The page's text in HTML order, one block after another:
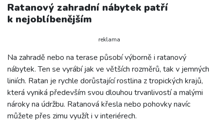
Ratanový zahradní nábytek patří
k nejoblíbenějším
reklama
Na zahradě nebo na terase působí výborně i ratanový
nábytek. Ten se vyrábí jak ve větších rozměrů, tak v jemných
liniích. Ratan je rychle dorůstající rostlina z tropických krajů,
která vyniká především svou dlouhou trvanlivostí a malými
nároky na údržbu. Ratanová křesla nebo pohovky navíc
můžete přes zimu využít i v interiérech.